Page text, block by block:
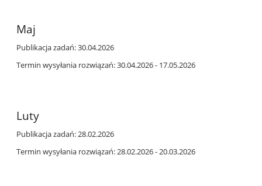
Maj
Publikacja zadań: 30.04.2026
Termin wysyłania rozwiązań: 30.04.2026 - 17.05.2026
Luty
Publikacja zadań: 28.02.2026
Termin wysyłania rozwiązań: 28.02.2026 - 20.03.2026